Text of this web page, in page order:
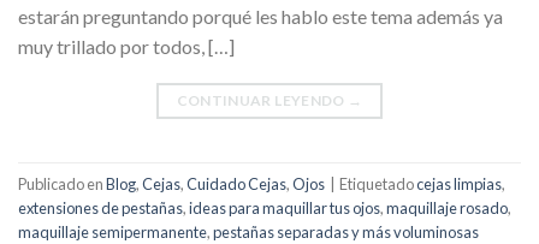
estarán preguntando porqué les hablo este tema además ya
muy trillado por todos, […]
CONTINUAR LEYENDO →
Publicado enBlog,Cejas,Cuidado Cejas,Ojos | Etiquetadocejas limpias,
extensiones de pestañas,ideas para maquillar tus ojos,maquillaje rosado,
maquillaje semipermanente,pestañas separadas y más voluminosas